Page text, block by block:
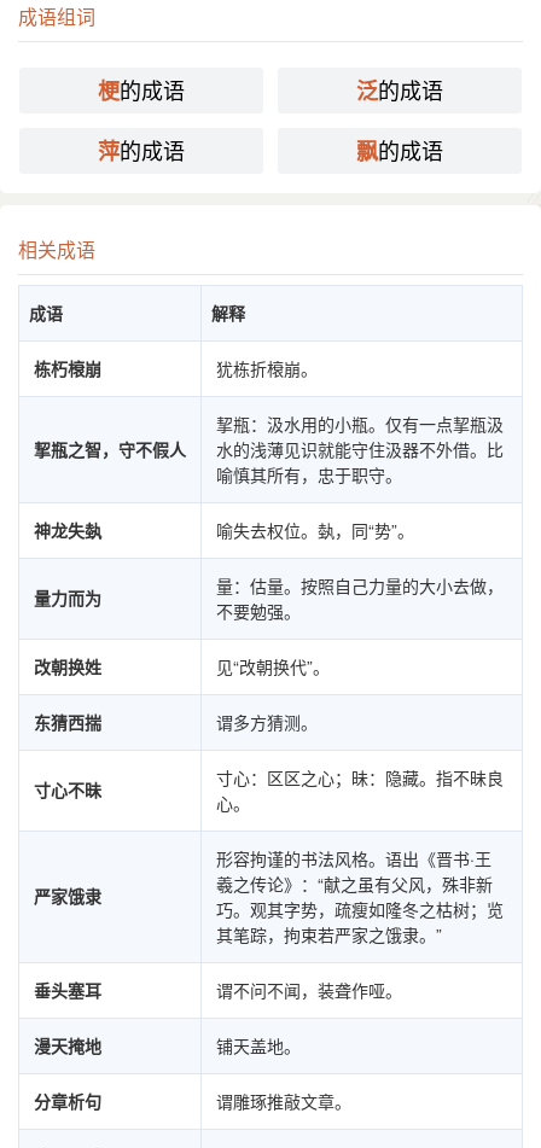
成语组词
梗的成语 泛的成语
萍的成语 飘的成语
相关成语
成语 解释
栋朽榱崩 犹栋折榱崩。
挈瓶之智，守不假人
挈瓶：汲水用的小瓶。仅有一点挈瓶汲
水的浅薄见识就能守住汲器不外借。比
喻慎其所有，忠于职守。
神龙失埶 喻失去权位。埶，同“势”。
量力而为
量：估量。按照自己力量的大小去做，
不要勉强。
改朝换姓 见“改朝换代”。
东猜西揣 谓多方猜测。
寸心不昧
寸心：区区之心；昧：隐藏。指不昧良
心。
严家饿隶
形容拘谨的书法风格。语出《晋书·王
羲之传论》：“献之虽有父风，殊非新
巧。观其字势，疏瘦如隆冬之枯树；览
其笔踪，拘束若严家之饿隶。”
垂头塞耳 谓不问不闻，装聋作哑。
漫天掩地 铺天盖地。
分章析句 谓雕琢推敲文章。